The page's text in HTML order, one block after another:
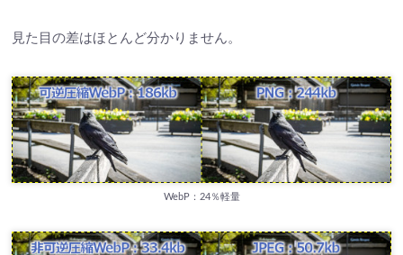
見た目の差はほとんど分かりません。
WebP：24％軽量